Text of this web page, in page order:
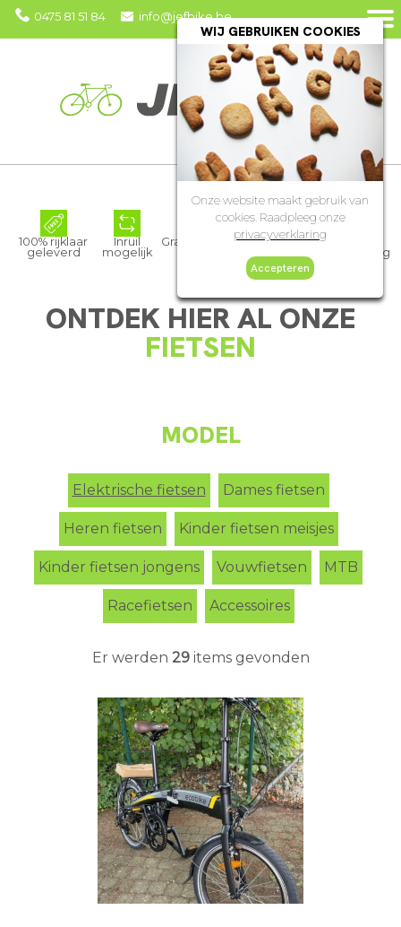
WIJ GEBRUIKEN COOKIES
Onze website maakt gebruik van
cookies. Raadpleeg onze
privacyverklaring
Accepteren
0475 81 51 84 info@jefbike.be
100% rijklaar
geleverd
Inruil
mogelijk
Gratis montage van
Duidelijke
garantieafwikkeling
ONTDEK HIER AL ONZE
FIETSEN
MODEL
Elektrische fietsen Dames fietsen
Heren fietsen Kinder fietsen meisjes
Kinder fietsen jongens Vouwfietsen MTB
Racefietsen Accessoires
Er werden 29items gevonden